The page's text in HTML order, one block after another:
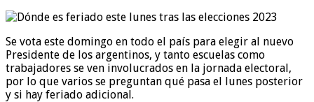
Se vota este domingo en todo el país para elegir al nuevo
Presidente de los argentinos, y tanto escuelas como
trabajadores se ven involucrados en la jornada electoral,
por lo que varios se preguntan qué pasa el lunes posterior
y si hay feriado adicional.